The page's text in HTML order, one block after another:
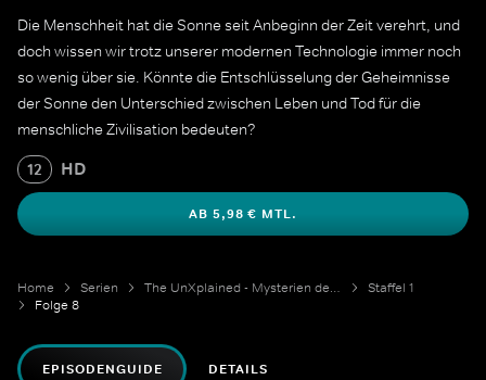
Die Menschheit hat die Sonne seit Anbeginn der Zeit verehrt, und
doch wissen wir trotz unserer modernen Technologie immer noch
so wenig über sie. Könnte die Entschlüsselung der Geheimnisse
der Sonne den Unterschied zwischen Leben und Tod für die
menschliche Zivilisation bedeuten?
12 HD
AB 5,98 € MTL.
Home Serien The UnXplained - Mysterien des Universums
Staffel 1
Folge 8
EPISODENGUIDE DETAILS